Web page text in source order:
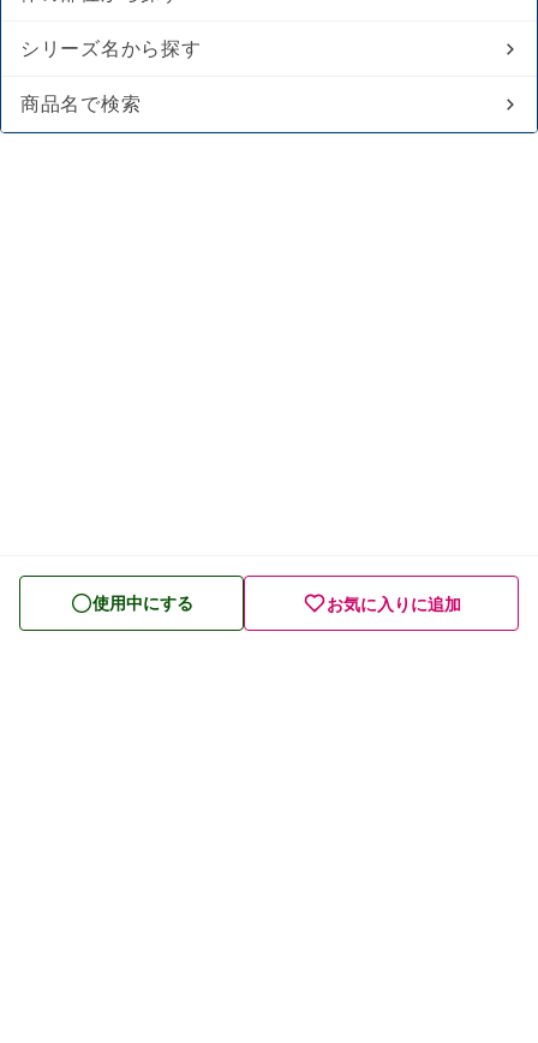
シリーズ名から探す
商品名で検索
使用中にする お気に入りに追加